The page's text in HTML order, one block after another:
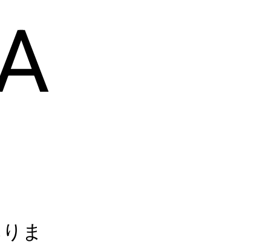
ま